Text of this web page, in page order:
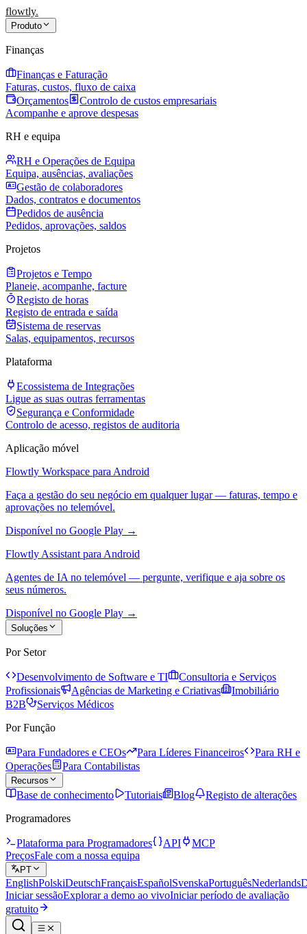
flowtly.
Produto
Finanças
Finanças e Faturação
Faturas, custos, fluxo de caixa
Orçamentos
Controlo de custos empresariais
Acompanhe e aprove despesas
RH e equipa
RH e Operações de Equipa
Equipa, ausências, avaliações
Gestão de colaboradores
Dados, contratos e documentos
Pedidos de ausência
Pedidos, aprovações, saldos
Projetos
Projetos e Tempo
Planeie, acompanhe, facture
Registo de horas
Registo de entrada e saída
Sistema de reservas
Salas, equipamentos, recursos
Plataforma
Ecossistema de Integrações
Ligue as suas outras ferramentas
Segurança e Conformidade
Controlo de acesso, registos de auditoria
Aplicação móvel
Flowtly Workspace para Android
Faça a gestão do seu negócio em qualquer lugar — faturas, tempo e
aprovações no telemóvel.
Disponível no Google Play →
Flowtly Assistant para Android
Agentes de IA no telemóvel — pergunte, verifique e aja sobre os
seus números.
Disponível no Google Play →
Soluções
Por Setor
Desenvolvimento de Software e TI
Consultoria e Serviços
Profissionais
Agências de Marketing e Criativas
Imobiliário
B2B
Serviços Médicos
Por Função
Para Fundadores e CEOs Para Líderes Financeiros
Para RH e
Operações
Para Contabilistas
Recursos
Base de conhecimento Tutoriais Blog
Registo de alterações
Programadores
Plataforma para Programadores API
MCP
PreçosFale com a nossa equipa
PT
EnglishPolskiDeutschFrançaisEspañolSvenskaPortuguêsNederlands
Iniciar sessãoExplorar a demo ao vivoIniciar período de avaliação
gratuito